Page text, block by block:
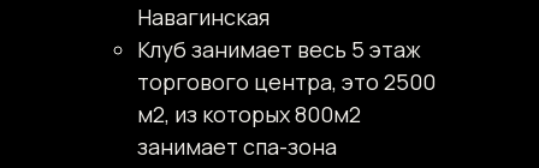
Навагинская
Клуб занимает весь 5 этаж
торгового центра, это 2500
м2, из которых 800м2
занимает спа-зона